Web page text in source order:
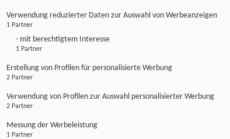
Verwendung reduzierter Daten zur Auswahl von Werbeanzeigen
1 Partner
- mit berechtigtem Interesse
1 Partner
Erstellung von Profilen für personalisierte Werbung
2 Partner
Verwendung von Profilen zur Auswahl personalisierter Werbung
2 Partner
Messung der Werbeleistung
1 Partner